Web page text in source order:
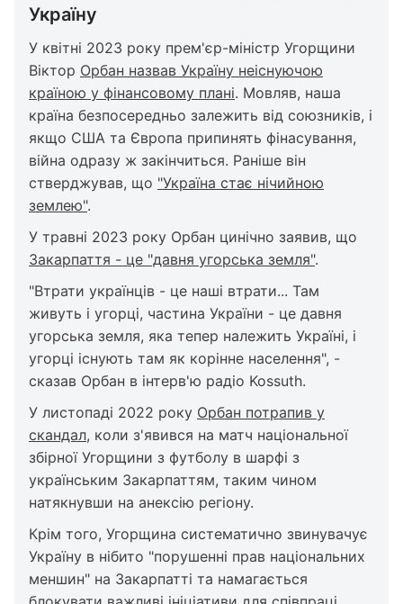
Україну
У квітні 2023 року прем'єр-міністр Угорщини
Віктор Орбан назвав Україну неіснуючою
країною у фінансовому плані. Мовляв, наша
країна безпосередньо залежить від союзників, і
якщо США та Європа припинять фінасування,
війна одразу ж закінчиться. Раніше він
стверджував, що "Україна стає нічийною
землею".
У травні 2023 року Орбан цинічно заявив, що
Закарпаття - це "давня угорська земля".
"Втрати українців - це наші втрати... Там
живуть і угорці, частина України - це давня
угорська земля, яка тепер належить Україні, і
угорці існують там як корінне населення", -
сказав Орбан в інтерв'ю радіо Kossuth.
У листопаді 2022 року Орбан потрапив у
скандал, коли з'явився на матч національної
збірної Угорщини з футболу в шарфі з
українським Закарпаттям, таким чином
натякнувши на анексію регіону.
Крім того, Угорщина систематично звинувачує
Україну в нібито "порушенні прав національних
меншин" на Закарпатті та намагається